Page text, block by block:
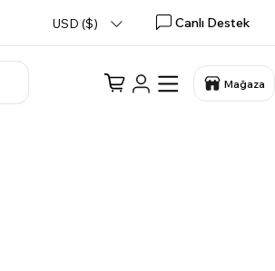
USD ($) Canlı Destek
Mağaza